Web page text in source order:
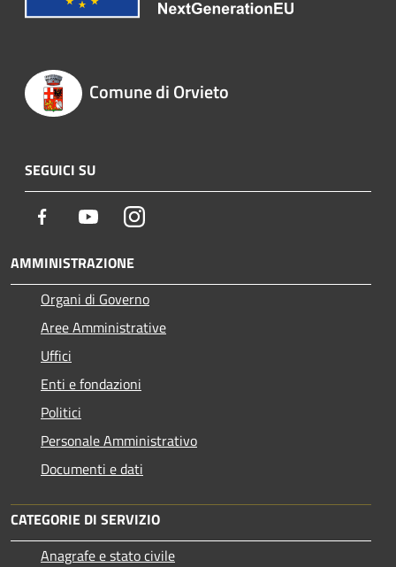
Comune di Orvieto
SEGUICI SU
Facebook YoutubeInstagram
AMMINISTRAZIONE
Organi di Governo
Aree Amministrative
Uffici
Enti e fondazioni
Politici
Personale Amministrativo
Documenti e dati
CATEGORIE DI SERVIZIO
Anagrafe e stato civile